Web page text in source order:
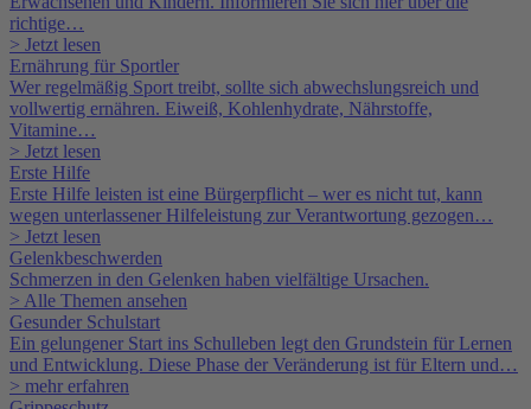
richtige…
> Jetzt lesen
Ernährung für Sportler
Wer regelmäßig Sport treibt, sollte sich abwechslungsreich und
vollwertig ernähren. Eiweiß, Kohlenhydrate, Nährstoffe,
Vitamine…
> Jetzt lesen
Erste Hilfe
Erste Hilfe leisten ist eine Bürgerpflicht – wer es nicht tut, kann
wegen unterlassener Hilfeleistung zur Verantwortung gezogen…
> Jetzt lesen
Gelenkbeschwerden
Schmerzen in den Gelenken haben vielfältige Ursachen.
> Alle Themen ansehen
Gesunder Schulstart
Ein gelungener Start ins Schulleben legt den Grundstein für Lernen
und Entwicklung. Diese Phase der Veränderung ist für Eltern und…
> mehr erfahren